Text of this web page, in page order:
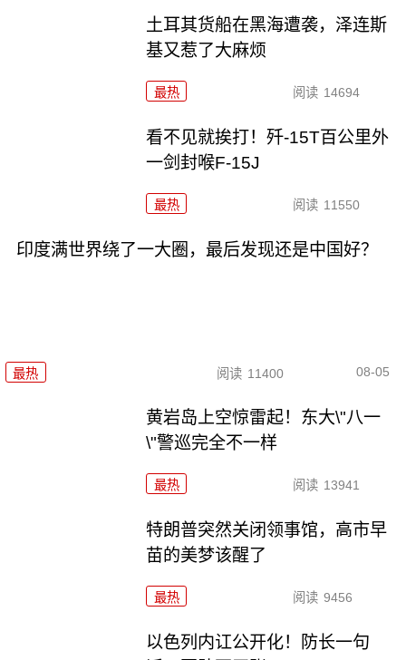
土耳其货船在黑海遭袭，泽连斯
基又惹了大麻烦
最热 阅读 14694
看不见就挨打！歼-15T百公里外
一剑封喉F-15J
最热 阅读 11550
印度满世界绕了一大圈，最后发现还是中国好？
最热 阅读 11400 08-05
黄岩岛上空惊雷起！东大\"八一
\"警巡完全不一样
最热 阅读 13941
特朗普突然关闭领事馆，高市早
苗的美梦该醒了
最热 阅读 9456
以色列内讧公开化！防长一句